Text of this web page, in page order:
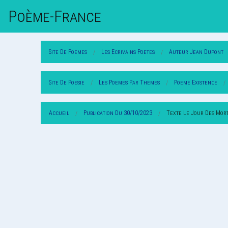
Poème-FrAnce
Site De Poemes Les Ecrivains Poetes Auteur Jean Dupont
Site De Poesie Les Poemes Par Themes Poeme Existence
Accueil Publication Du 30/10/2023 Texte Le Jour Des